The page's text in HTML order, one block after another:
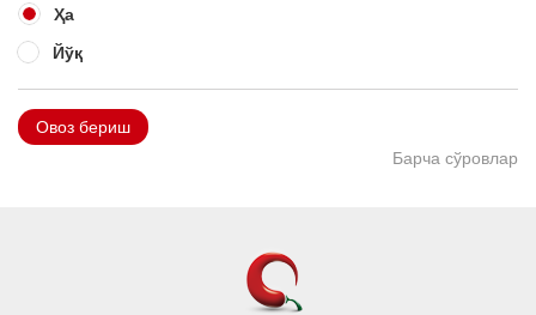
Ҳа
Йўқ
Овоз бериш
Барча сўровлар